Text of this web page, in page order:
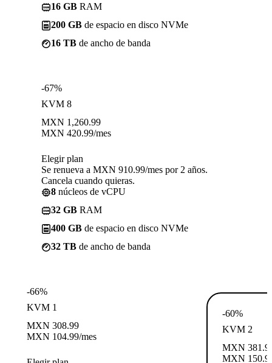
16 GB RAM
200 GB de espacio en disco NVMe
16 TB de ancho de banda
-67%
KVM 8
MXN 1,260.99
MXN 420.99/mes
Elegir plan
Se renueva a MXN 910.99/mes por 2 años.
Cancela cuando quieras.
8 núcleos de vCPU
32 GB RAM
400 GB de espacio en disco NVMe
32 TB de ancho de banda
-66%
KVM 1
MXN 308.99
MXN 104.99/mes
-60%
KVM 2
MXN
MXN